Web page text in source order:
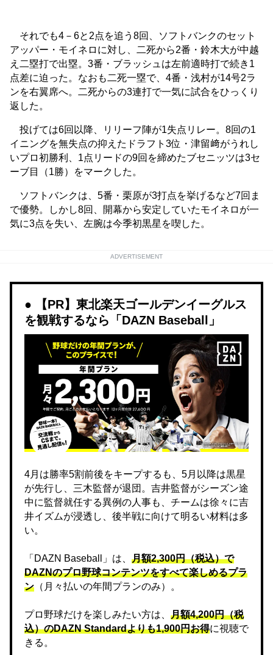
それでも4－6と2点を追う8回、ソフトバンクのセット
アッパー・モイネロに対し、二死から2番・鈴木大が中越
え二塁打で出塁。3番・ブラッシュは左前適時打で続き1
点差に迫った。なおも二死一塁で、4番・浅村が14号2ラ
ンを右翼席へ。二死からの3連打で一気に試合をひっくり
返した。
投げては6回以降、リリーフ陣が1失点リレー。8回の1
イニングを無失点の抑えたドラフト3位・津留﨑がうれし
いプロ初勝利、1点リードの9回を締めたブセニッツは3セ
ーブ目（1勝）をマークした。
ソフトバンクは、5番・栗原が3打点を挙げるなど7回ま
で優勢。しかし8回、開幕から安定していたモイネロが一
気に3点を失い、左腕は今季初黒星を喫した。
ADVERTISEMENT
【PR】東北楽天ゴールデンイーグルス
を観戦するなら「DAZN Baseball」
4月は勝率5割前後をキープするも、5月以降は黒星
が先行し、三木監督が退団。吉井監督がシーズン途
中に監督就任する異例の人事も、チームは徐々に吉
井イズムが浸透し、後半戦に向けて明るい材料は多
い。
「DAZN Baseball」は、 月額2,300円（税込）で
DAZNのプロ野球コンテンツをすべて楽しめるプラ
ン （月々払いの年間プランのみ）。
プロ野球だけを楽しみたい方は、 月額4,200円（税
込）のDAZN Standard​よりも1,900円お得に視聴で
きる。